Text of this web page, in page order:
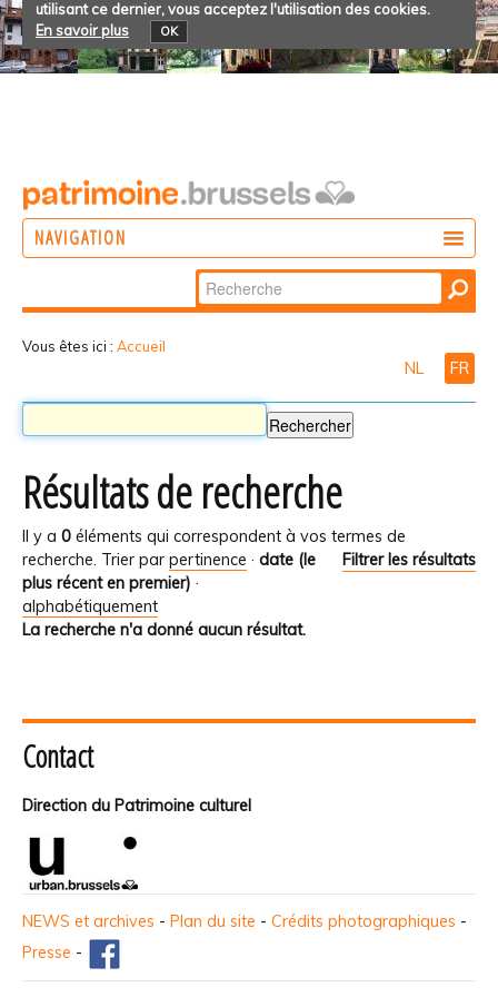
utilisant ce dernier, vous acceptez l'utilisation des cookies.
En savoir plus
OK
NAVIGATION
Chercher par
Recherche
Vous êtes ici : Accueil
NL FR
Résultats de recherche
Il y a 0 éléments qui correspondent à vos termes de
recherche.
Filtrer les résultats
Trier par pertinence · date (le
plus récent en premier) ·
alphabétiquement
La recherche n'a donné aucun résultat.
Contact
Direction du Patrimoine culturel
NEWS et archives - Plan du site - Crédits photographiques -
Presse -